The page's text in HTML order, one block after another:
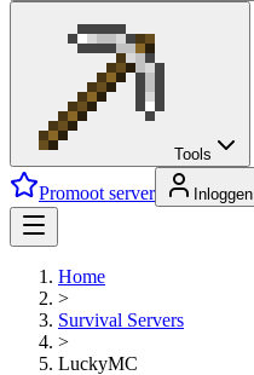
Tools
Promoot server Inloggen
Home
>
Survival Servers
>
LuckyMC